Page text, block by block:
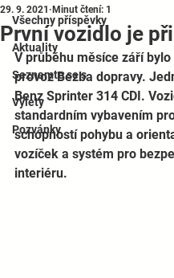
Všechny příspěvky
Aktuality
Seznamte se s
Výlety
Pozvánky
První vozidlo je
29. 9. 2021 Minut čtení: 1
V průběhu měsíce září
provoz Bezba dopravy.
Benz Sprinter 314 CDI.
standardním vybavením
schopností pohybu a
vozíček a systém pro
interiéru.